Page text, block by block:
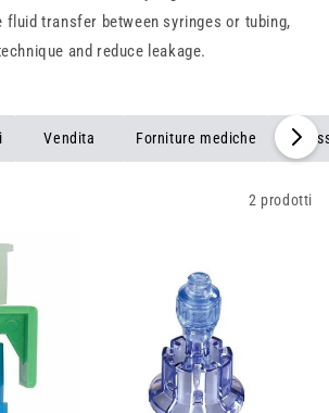
fluid transfer between syringes or tubing,
and reduce leakage.
Vendita Forniture mediche
2 prodotti